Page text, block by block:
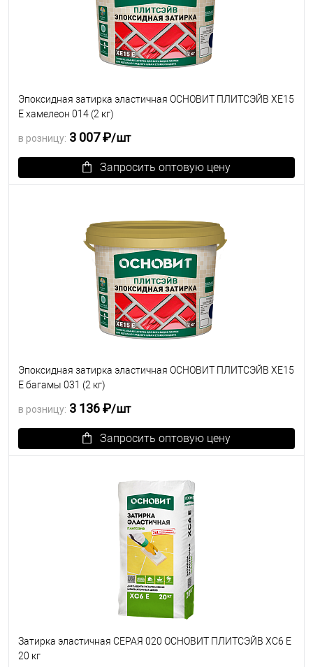
Эпоксидная затирка эластичная ОСНОВИТ ПЛИТСЭЙВ XE15
Е хамелеон 014 (2 кг)
в розницу: 3 007 ₽/шт
Запросить оптовую цену
Эпоксидная затирка эластичная ОСНОВИТ ПЛИТСЭЙВ XE15
Е багамы 031 (2 кг)
в розницу: 3 136 ₽/шт
Запросить оптовую цену
Затирка эластичная СЕРАЯ 020 ОСНОВИТ ПЛИТСЭЙВ XC6 E
20 кг